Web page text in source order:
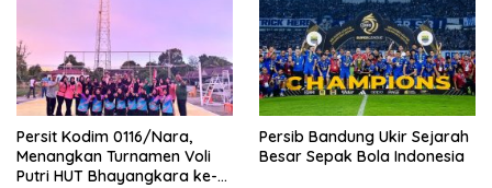
Persit Kodim 0116/Nara,
Menangkan Turnamen Voli
Putri HUT Bhayangkara ke-
Persib Bandung Ukir Sejarah
Besar Sepak Bola Indonesia